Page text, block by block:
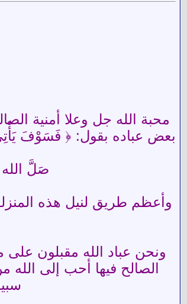
صَلَّ
وأعظم طريق لنيل هذه
ونحن عباد الله مقبلون
الصالح فيها أحب إلى الله